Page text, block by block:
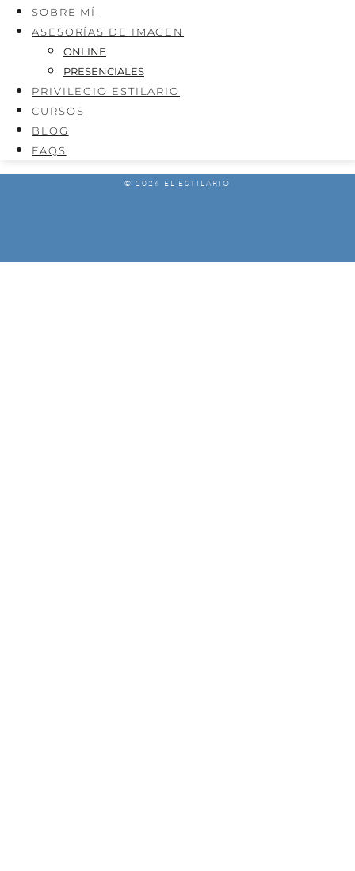
SOBRE MÍ
ASESORÍAS DE IMAGEN
ONLINE
PRESENCIALES
PRIVILEGIO ESTILARIO
CURSOS
BLOG
FAQS
© 2026 EL ESTILARIO